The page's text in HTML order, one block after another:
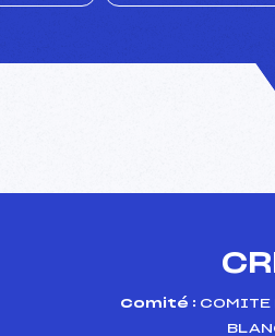
Comité : COMITE